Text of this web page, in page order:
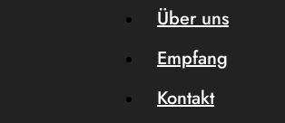
Über uns
Empfang
Kontakt